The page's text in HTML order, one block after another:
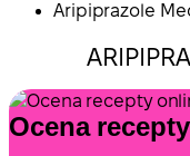
Aripiprazole
Ocena